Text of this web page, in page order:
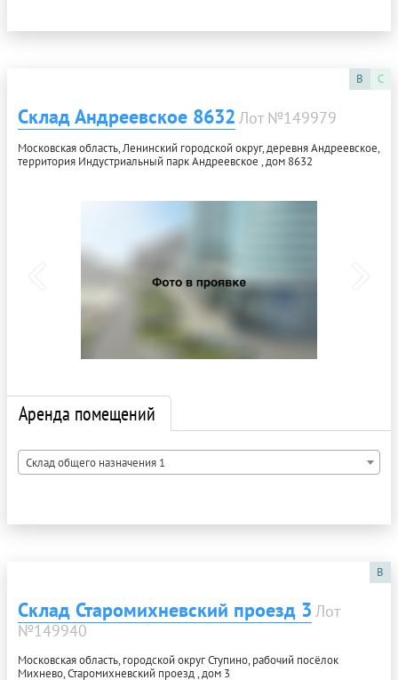
B C
Склад Андреевское 8632 Лот №149979
Московская область, Ленинский городской округ, деревня Андреевское,
территория Индустриальный парк Андреевское , дом 8632
Аренда помещений
Склад общего назначения 1
B
Склад Старомихневский проезд 3 Лот
№149940
Московская область, городской округ Ступино, рабочий посёлок
Михнево, Старомихневский проезд , дом 3